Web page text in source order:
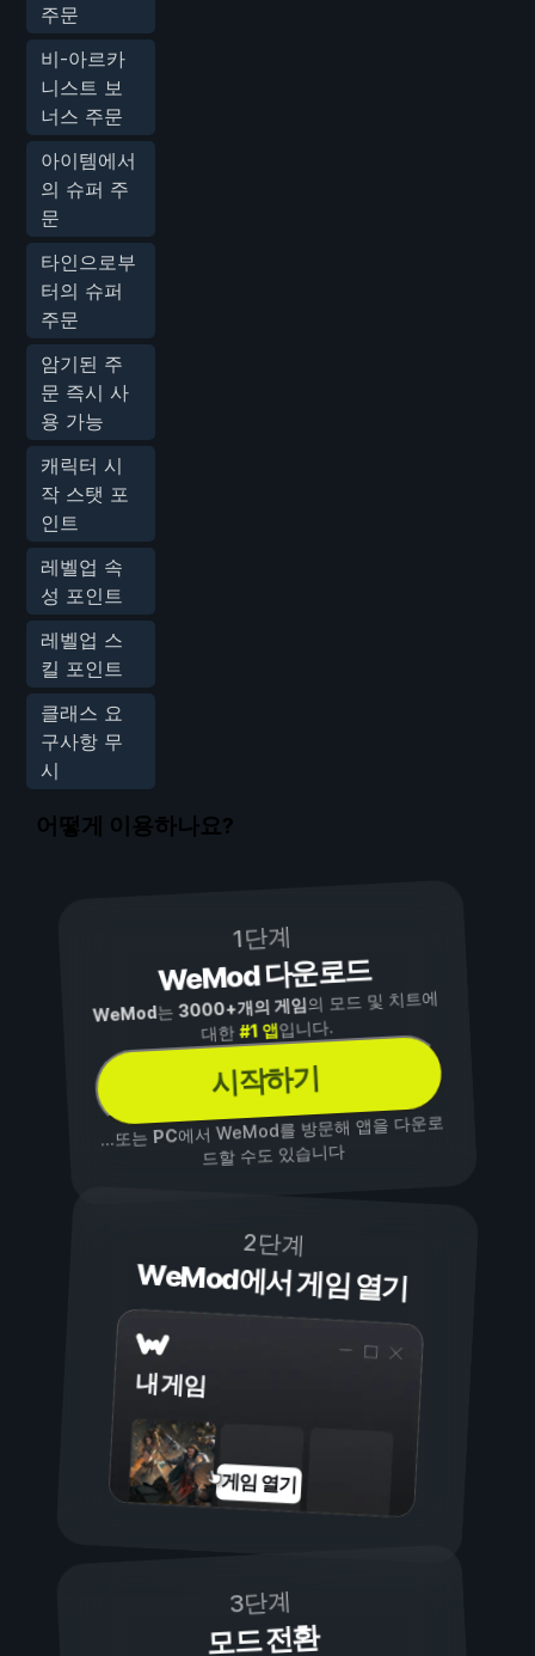
주문
비-아르카
니스트 보
너스 주문
아이템에서
의 슈퍼 주
문
타인으로부
터의 슈퍼
주문
암기된 주
문 즉시 사
용 가능
캐릭터 시
작 스탯 포
인트
레벨업 속
성 포인트
레벨업 스
킬 포인트
클래스 요
구사항 무
시
어떻게 이용하나요?
1단계
WeMod 다운로드
WeMod는3000+개의 게임의 모드 및 치트에
대한#1 앱입니다.
시작하기
...또는PC에서 WeMod를 방문해 앱을 다운로
드할 수도 있습니다
2단계
WeMod에서 게임 열기
내 게임
게임 열기
3단계
모드 전환